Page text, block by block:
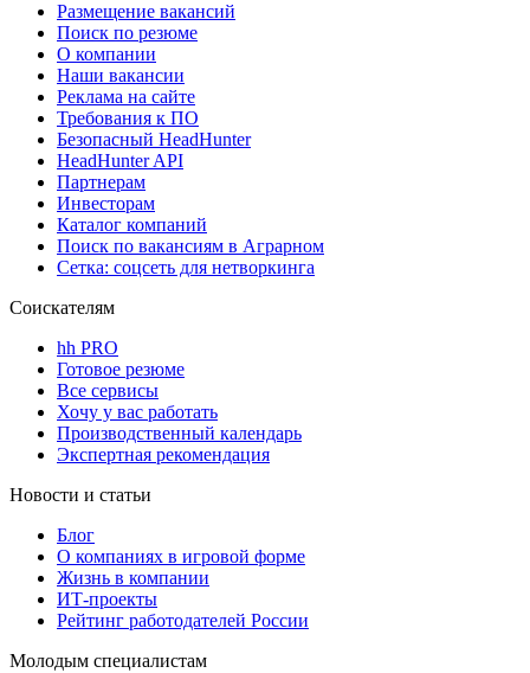
Размещение вакансий
Поиск по резюме
О компании
Наши вакансии
Реклама на сайте
Требования к ПО
Безопасный HeadHunter
HeadHunter API
Партнерам
Инвесторам
Каталог компаний
Поиск по вакансиям в Аграрном
Сетка: соцсеть для нетворкинга
Соискателям
hh PRO
Готовое резюме
Все сервисы
Хочу у вас работать
Производственный календарь
Экспертная рекомендация
Новости и статьи
Блог
О компаниях в игровой форме
Жизнь в компании
ИТ-проекты
Рейтинг работодателей России
Молодым специалистам